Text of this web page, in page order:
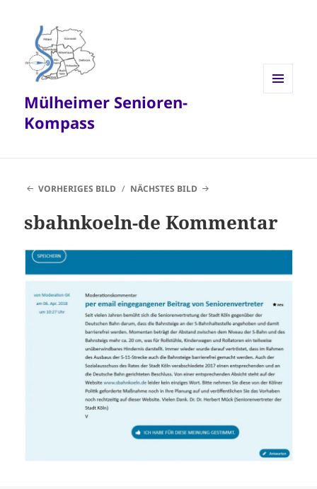
Mülheimer Senioren-
Kompass
VORHERIGES BILD NÄCHSTES BILD
sbahnkoeln-de Kommentar